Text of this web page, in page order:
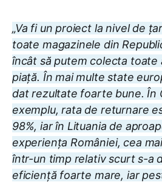
„Va fi un proiect la nivel de
toate magazinele din
încât să putem colecta toate
piață. În mai multe state
dat rezultate foarte bune. În
exemplu, rata de returnare
98%, iar în Lituania de
experiența României, cea
într-un timp relativ scurt s-a
eficiență foarte mare, iar